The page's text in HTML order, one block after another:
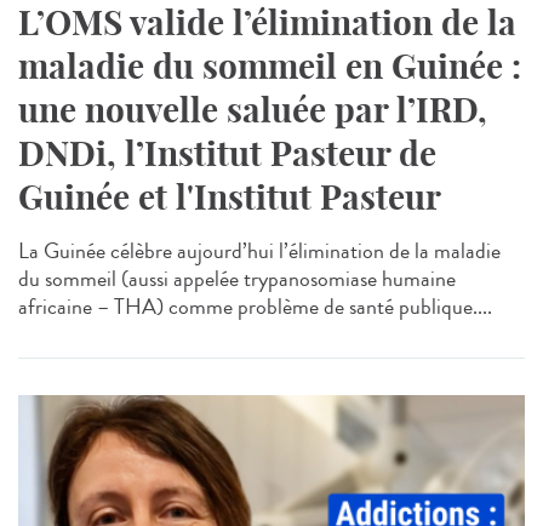
L’OMS valide l’élimination de la
maladie du sommeil en Guinée :
une nouvelle saluée par l’IRD,
DNDi, l’Institut Pasteur de
Guinée et l'Institut Pasteur
La Guinée célèbre aujourd’hui l’élimination de la maladie
du sommeil (aussi appelée trypanosomiase humaine
africaine – THA) comme problème de santé publique....